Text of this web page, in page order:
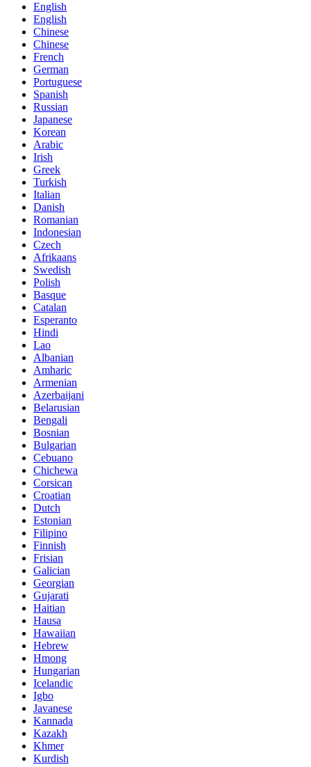
English
English
Chinese
Chinese
French
German
Portuguese
Spanish
Russian
Japanese
Korean
Arabic
Irish
Greek
Turkish
Italian
Danish
Romanian
Indonesian
Czech
Afrikaans
Swedish
Polish
Basque
Catalan
Esperanto
Hindi
Lao
Albanian
Amharic
Armenian
Azerbaijani
Belarusian
Bengali
Bosnian
Bulgarian
Cebuano
Chichewa
Corsican
Croatian
Dutch
Estonian
Filipino
Finnish
Frisian
Galician
Georgian
Gujarati
Haitian
Hausa
Hawaiian
Hebrew
Hmong
Hungarian
Icelandic
Igbo
Javanese
Kannada
Kazakh
Khmer
Kurdish